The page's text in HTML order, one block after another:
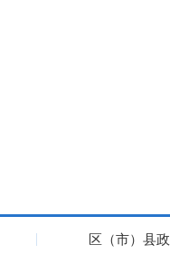
区（市）县